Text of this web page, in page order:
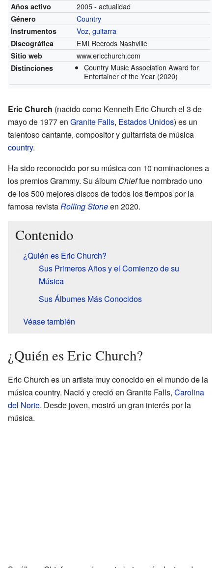
Años activo 2005 - actualidad
Género Country
Instrumentos Voz,guitarra
Discográfica EMI Recrods Nashville
Sitio web www.ericchurch.com
Distinciones
Country Music Association Award for
Entertainer of the Year (2020)
Eric Church (nacido como Kenneth Eric Church el 3 de
mayo de 1977 en Granite Falls, Estados Unidos) es un
talentoso cantante, compositor y guitarrista de música
country.
Ha sido reconocido por su música con 10 nominaciones a
los premios Grammy. Su álbum Chieffue nombrado uno
de los 500 mejores discos de todos los tiempos por la
famosa revistaRolling Stoneen 2020.
Contenido
¿Quién es Eric Church?
Sus Primeros Años y el Comienzo de su
Música
Sus Álbumes Más Conocidos
Véase también
¿Quién es Eric Church?
Eric Church es un artista muy conocido en el mundo de la
música country. Nació y creció en Granite Falls, Carolina
del Norte. Desde joven, mostró un gran interés por la
música.